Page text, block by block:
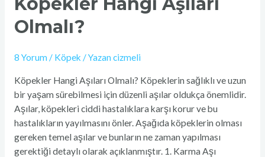
Olmalı?
8 Yorum / Köpek / Yazan cizmeli
Köpekler Hangi Aşıları Olmalı? Köpeklerin sağlıklı ve uzun
bir yaşam sürebilmesi için düzenli aşılar oldukça önemlidir.
Aşılar, köpekleri ciddi hastalıklara karşı korur ve bu
hastalıkların yayılmasını önler. Aşağıda köpeklerin olması
gereken temel aşılar ve bunların ne zaman yapılması
gerektiği detaylı olarak açıklanmıştır. 1. Karma Aşı